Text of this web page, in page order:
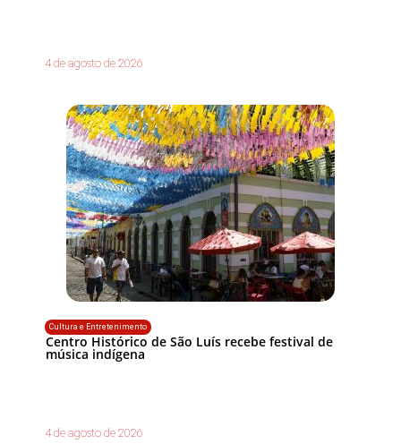
4 de agosto de 2026
Cultura e Entretenimento
Centro Histórico de São Luís recebe festival de
música indígena
4 de agosto de 2026